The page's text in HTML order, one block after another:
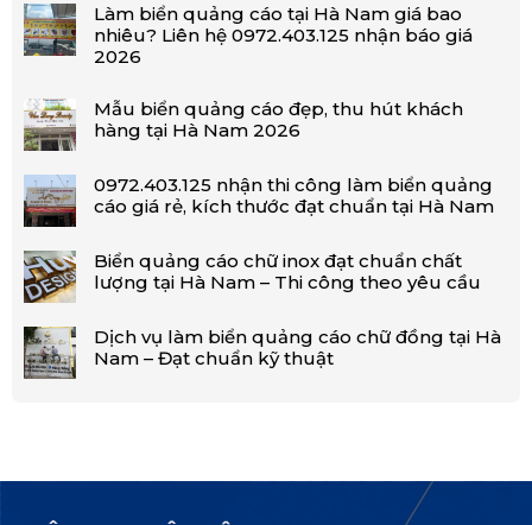
Làm biển quảng cáo tại Hà Nam giá bao
nhiêu? Liên hệ 0972.403.125 nhận báo giá
2026
Mẫu biển quảng cáo đẹp, thu hút khách
hàng tại Hà Nam 2026
0972.403.125 nhận thi công làm biển quảng
cáo giá rẻ, kích thước đạt chuẩn tại Hà Nam
Biển quảng cáo chữ inox đạt chuẩn chất
lượng tại Hà Nam – Thi công theo yêu cầu
Dịch vụ làm biển quảng cáo chữ đồng tại Hà
Nam – Đạt chuẩn kỹ thuật